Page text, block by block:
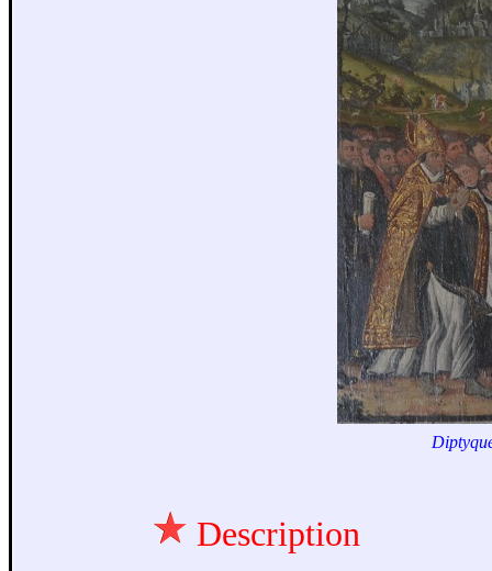
Description